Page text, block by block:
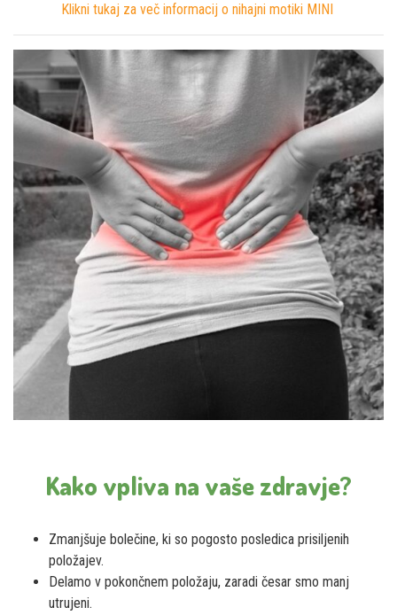
Klikni tukaj za več informacij o nihajni motiki MINI
Kako vpliva na vaše zdravje?
Zmanjšuje bolečine, ki so pogosto posledica prisiljenih
položajev.
Delamo v pokončnem položaju, zaradi česar smo manj
utrujeni.